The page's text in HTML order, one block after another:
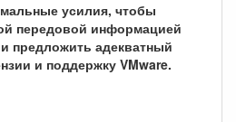
усилия, чтобы
передовой информацией
предложить адекватный
и поддержку VMware.